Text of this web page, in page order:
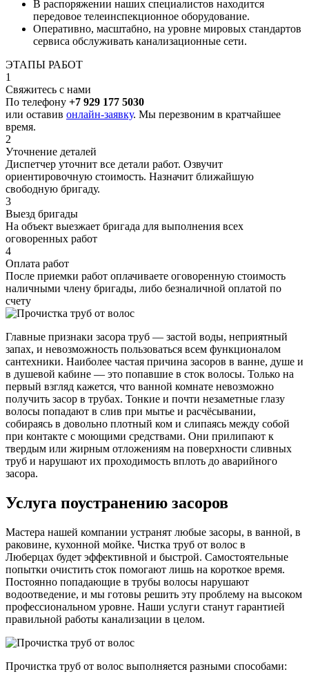
В распоряжении наших специалистов находится
передовое телеинспекционное оборудование.
Оперативно, масштабно, на уровне мировых стандартов
сервиса обслуживать канализационные сети.
ЭТАПЫ РАБОТ
1
Свяжитесь с нами
По телефону +7 929 177 5030
или оставив онлайн-заявку. Мы перезвоним в кратчайшее
время.
2
Уточнение деталей
Диспетчер уточнит все детали работ. Озвучит
ориентировочную стоимость. Назначит ближайшую
свободную бригаду.
3
Выезд бригады
На объект выезжает бригада для выполнения всех
оговоренных работ
4
Оплата работ
После приемки работ оплачиваете оговоренную стоимость
наличными члену бригады, либо безналичной оплатой по
счету
Главные признаки засора труб — застой воды, неприятный
запах, и невозможность пользоваться всем функционалом
сантехники. Наиболее частая причина засоров в ванне, душе и
в душевой кабине — это попавшие в сток волосы. Только на
первый взгляд кажется, что ванной комнате невозможно
получить засор в трубах. Тонкие и почти незаметные глазу
волосы попадают в слив при мытье и расчёсывании,
собираясь в довольно плотный ком и слипаясь между собой
при контакте с моющими средствами. Они прилипают к
твердым или жирным отложениям на поверхности сливных
труб и нарушают их проходимость вплоть до аварийного
засора.
Услуга поустранению засоров
Мастера нашей компании устранят любые засоры, в ванной, в
раковине, кухонной мойке. Чистка труб от волос в
Люберцах будет эффективной и быстрой. Самостоятельные
попытки очистить сток помогают лишь на короткое время.
Постоянно попадающие в трубы волосы нарушают
водоотведение, и мы готовы решить эту проблему на высоком
профессиональном уровне. Наши услуги станут гарантией
правильной работы канализации в целом.
Прочистка труб от волос выполняется разными способами: